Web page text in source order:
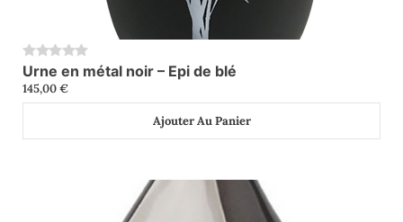
0Urne en métal noir – Epi de blé
145,00€
Ajouter Au Panier